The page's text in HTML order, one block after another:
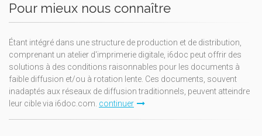
Pour mieux nous connaître
Étant intégré dans une structure de production et de distribution,
comprenant un atelier d'imprimerie digitale, i6doc peut offrir des
solutions à des conditions raisonnables pour les documents à
faible diffusion et/ou à rotation lente. Ces documents, souvent
inadaptés aux réseaux de diffusion traditionnels, peuvent atteindre
leur cible via i6doc.com. continuer